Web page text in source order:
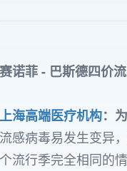
赛诺菲 - 巴斯德四价
上海高端医疗机构：
流感病毒易发生变异
个流行季完全相同的